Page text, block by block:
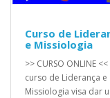
Curso de
e Missiologia
>> CURSO ONLINE <<
curso de Liderança e
Missiologia visa dar